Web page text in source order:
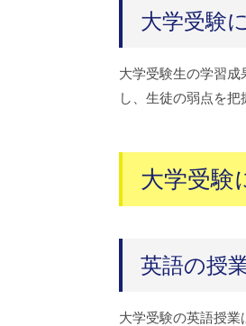
大学受験
大学受験生の学習
し、生徒の弱点を把
大学受験
英語の授
大学受験の英語授